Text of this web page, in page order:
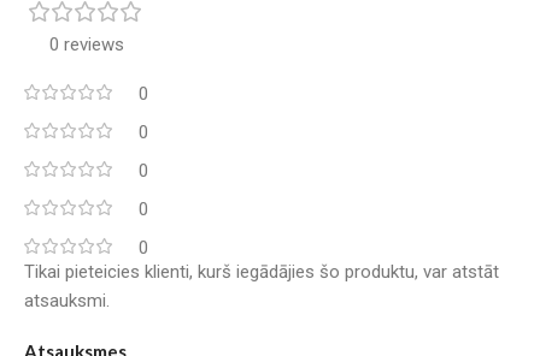
0 reviews
0
0
0
0
0
Atsauksmes
Tikai pieteicies klienti, kurš iegādājies šo produktu, var atstāt
atsauksmi.